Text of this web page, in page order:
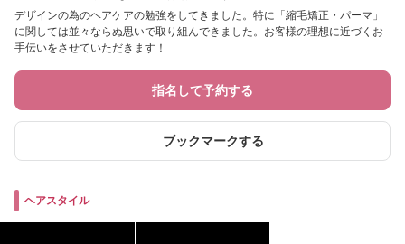
デザインの為のヘアケアの勉強をしてきました。特に「縮毛矯正・パーマ」
に関しては並々ならぬ思いで取り組んできました。お客様の理想に近づくお
手伝いをさせていただきます！
指名して予約する
ブックマークする
ヘアスタイル